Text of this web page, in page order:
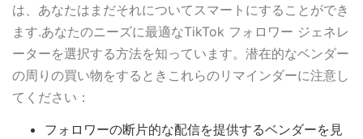
は、あなたはまだそれについてスマートにすることができ
ます.あなたのニーズに最適なTikTok フォロワー ジェネレ
ーターを選択する方法を知っています。潜在的なベンダー
の周りの買い物をするときこれらのリマインダーに注意し
てください：
フォロワーの断片的な配信を提供するベンダーを見